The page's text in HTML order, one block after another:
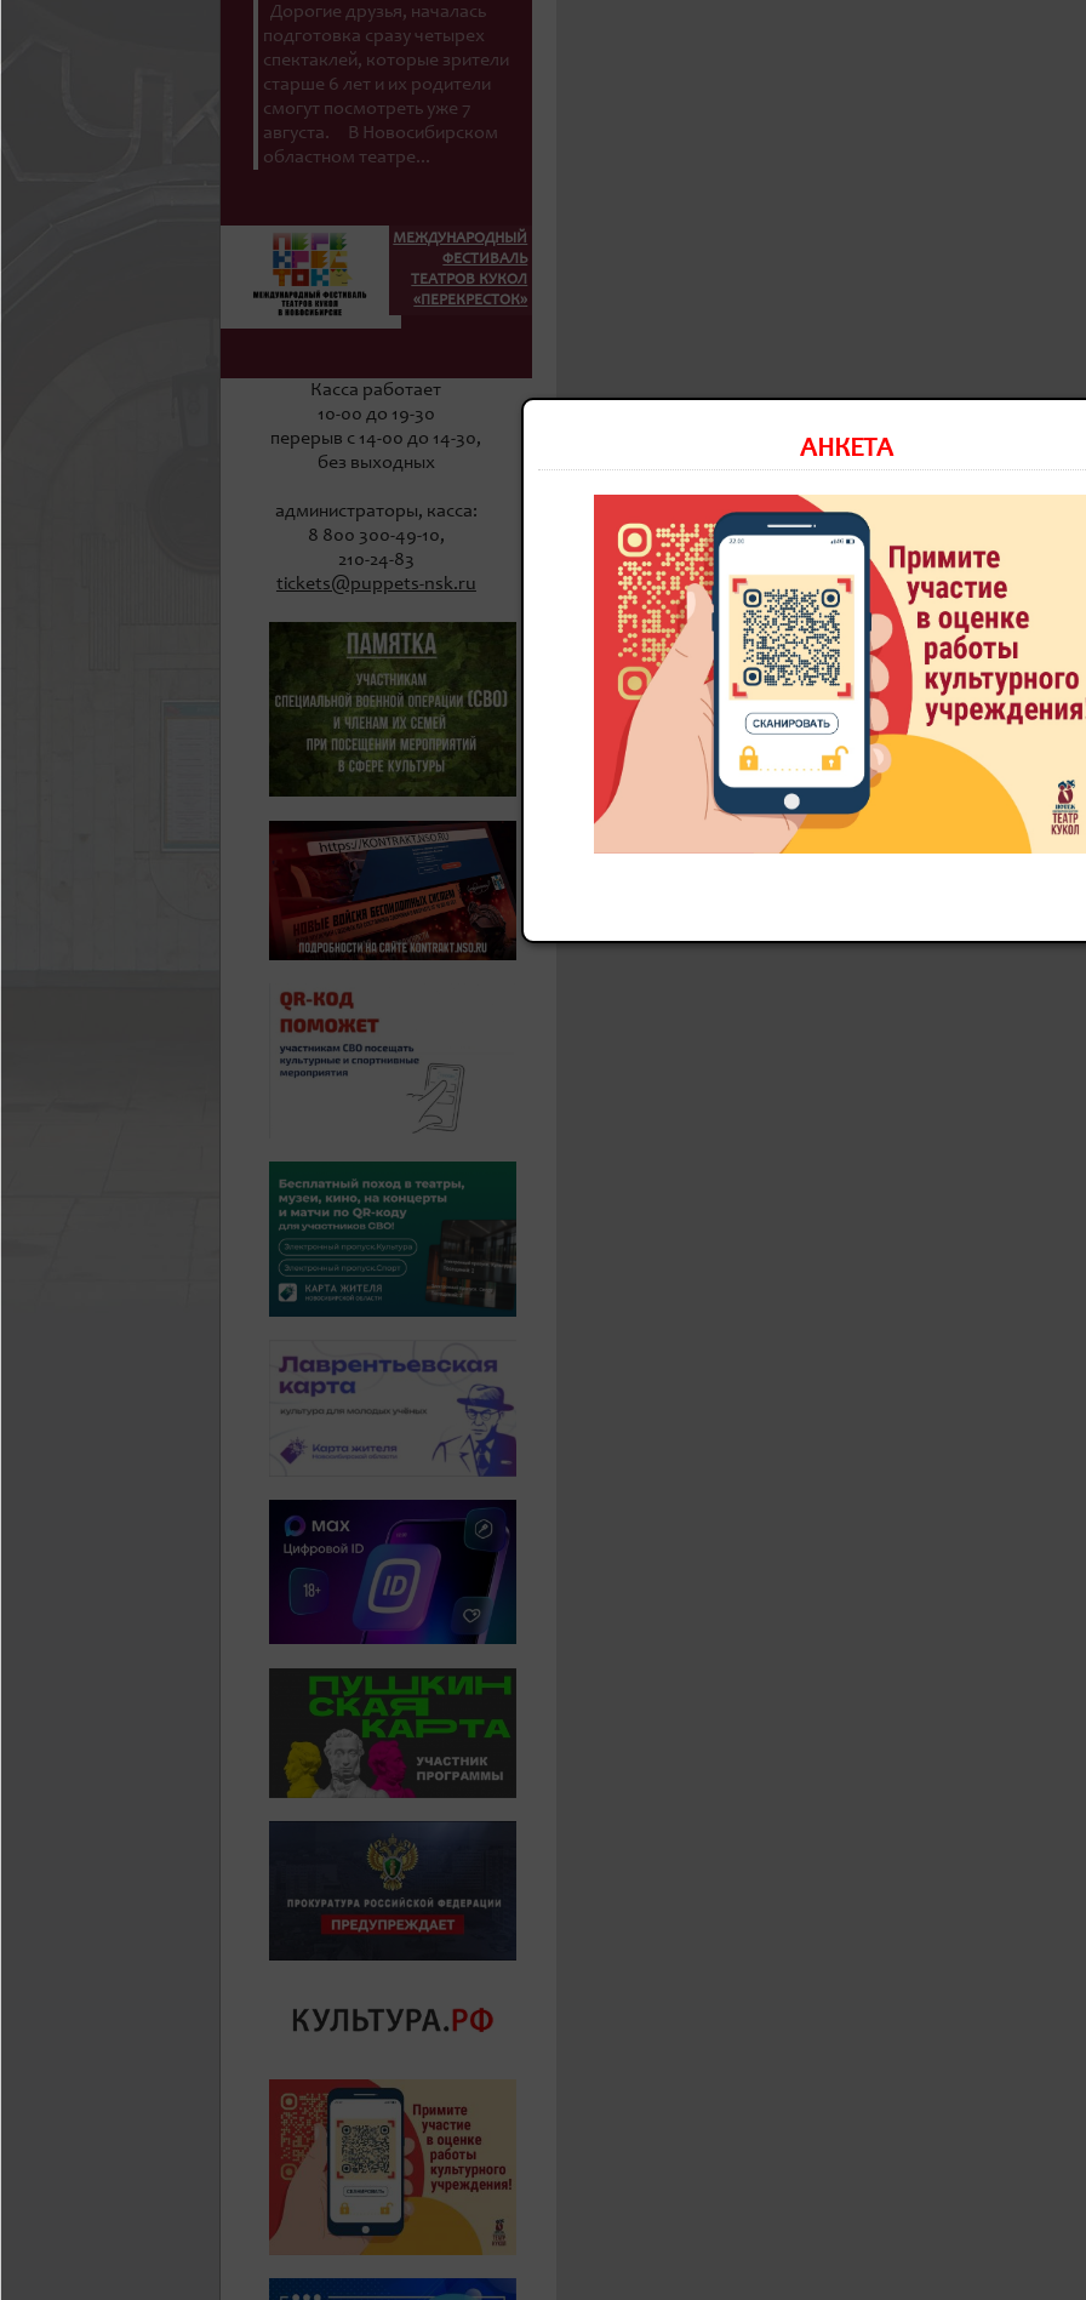
Дорогие друзья, началась
подготовка сразу четырех
спектаклей, которые зрители
старше 6 лет и их родители
смогут посмотреть уже 7
августа. В Новосибирском
областном театре...
МЕЖДУНАРОДНЫЙ
ФЕСТИВАЛЬ
ТЕАТРОВ КУКОЛ
«ПЕРЕКРЕСТОК»
Касса работает
10-00 до 19-30
перерыв с 14-00 до 14-30,
без выходных
администраторы, касса:
8 800 300-49-10,
210-24-83
tickets@puppets-nsk.ru
АНКЕТА